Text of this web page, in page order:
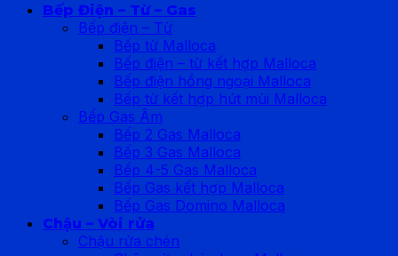
Bếp Điện – Từ – Gas
Bếp điện – Từ
Bếp từ Malloca
Bếp điện – từ kết hợp Malloca
Bếp điện hồng ngoại Malloca
Bếp từ kết hợp hút mùi Malloca
Bếp Gas Âm
Bếp 2 Gas Malloca
Bếp 3 Gas Malloca
Bếp 4-5 Gas Malloca
Bếp Gas kết hợp Malloca
Bếp Gas Domino Malloca
Chậu – Vòi rửa
Chậu rửa chén